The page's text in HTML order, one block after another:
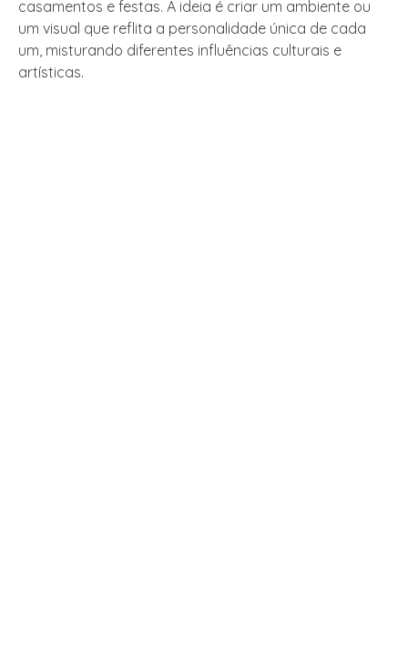
casamentos e festas. A ideia é criar um ambiente ou
um visual que reflita a personalidade única de cada
um, misturando diferentes influências culturais e
artísticas.